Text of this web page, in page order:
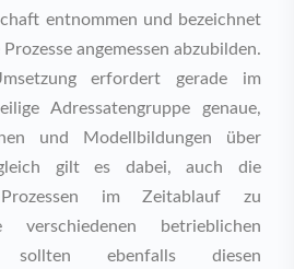
entnommen und bezeichnet
angemessen abzubilden.
erfordert gerade im
Adressatengruppe genaue,
und Modellbildungen über
gilt es dabei, auch die
im Zeitablauf zu
verschiedenen betrieblichen
sollten ebenfalls diesen